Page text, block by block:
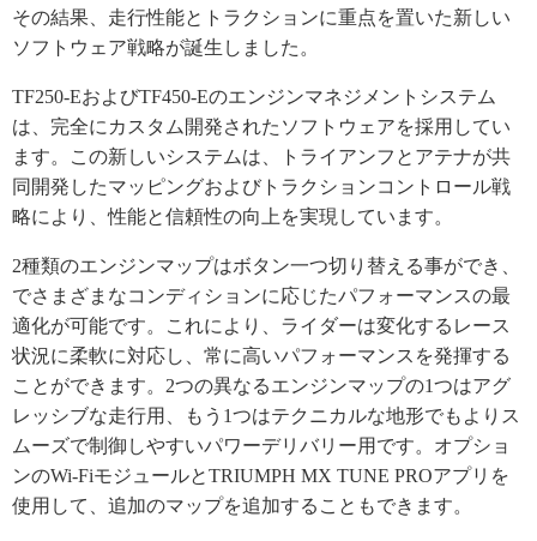
その結果、走行性能とトラクションに重点を置いた新しい
ソフトウェア戦略が誕生しました。
TF250-EおよびTF450-Eのエンジンマネジメントシステム
は、完全にカスタム開発されたソフトウェアを採用してい
ます。この新しいシステムは、トライアンフとアテナが共
同開発したマッピングおよびトラクションコントロール戦
略により、性能と信頼性の向上を実現しています。
2種類のエンジンマップはボタン一つ切り替える事ができ、
でさまざまなコンディションに応じたパフォーマンスの最
適化が可能です。これにより、ライダーは変化するレース
状況に柔軟に対応し、常に高いパフォーマンスを発揮する
ことができます。2つの異なるエンジンマップの1つはアグ
レッシブな走行用、もう1つはテクニカルな地形でもよりス
ムーズで制御しやすいパワーデリバリー用です。オプショ
ンのWi-FiモジュールとTRIUMPH MX TUNE PROアプリを
使用して、追加のマップを追加することもできます。